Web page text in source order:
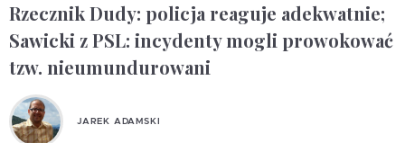
Rzecznik Dudy: policja reaguje adekwatnie;
Sawicki z PSL: incydenty mogli prowokować
tzw. nieumundurowani
JAREK ADAMSKI